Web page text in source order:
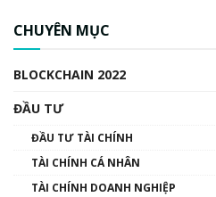
00:02:14
Nhìn lại năm
đến hệ sinh thái
CHUYÊN MỤC
BLOCKCHAIN 2022
ĐẦU TƯ
ĐẦU TƯ TÀI CHÍNH
TÀI CHÍNH CÁ NHÂN
TÀI CHÍNH DOANH NGHIỆP